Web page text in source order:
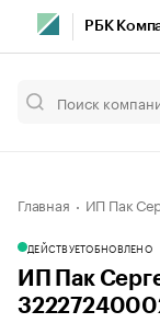
РБК
Главная ИП Пак
ДЕЙСТВУЕТОБНОВЛЕНО
ИП Пак